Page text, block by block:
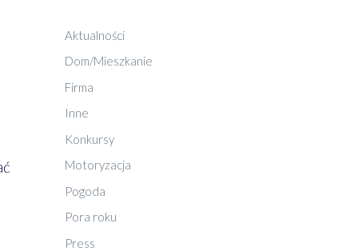
Aktualności
Dom/Mieszkanie
Firma
Inne
Konkursy
Motoryzacja
Pogoda
Pora roku
Press